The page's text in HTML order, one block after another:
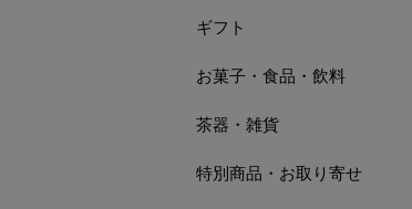
ギフト
お菓子・食品・飲料
茶器・雑貨
特別商品・お取り寄せ